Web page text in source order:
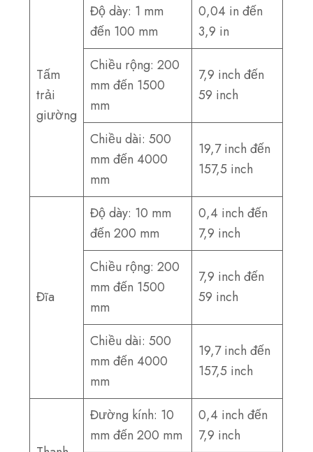
Tấm
trải
giường
Độ dày: 1 mm
đến 100 mm
0,04 in đến
3,9 in
Chiều rộng: 200
mm đến 1500
mm
7,9 inch đến
59 inch
Chiều dài: 500
mm đến 4000
mm
19,7 inch đến
157,5 inch
Đĩa
Độ dày: 10 mm
đến 200 mm
0,4 inch đến
7,9 inch
Chiều rộng: 200
mm đến 1500
mm
7,9 inch đến
59 inch
Chiều dài: 500
mm đến 4000
mm
19,7 inch đến
157,5 inch
Đường kính: 10
mm đến 200 mm
0,4 inch đến
7,9 inch